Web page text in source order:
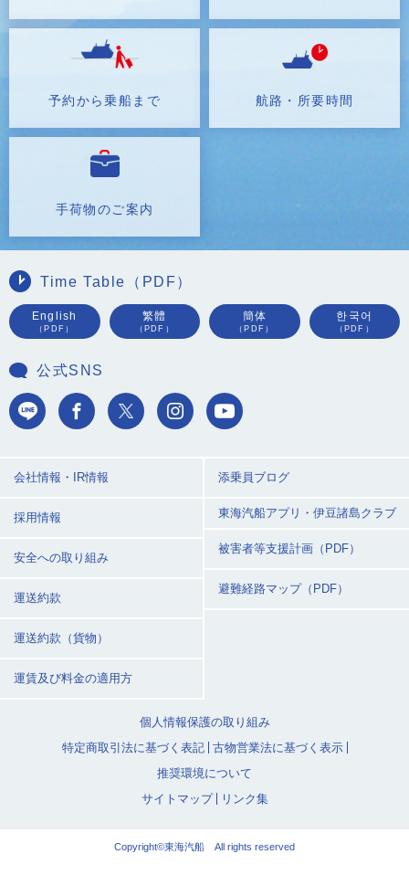
予約から乗船まで 航路・所要時間
手荷物のご案内
Time Table（PDF）
English
（PDF）
繁體
（PDF）
簡体
（PDF）
한국어
（PDF）
公式SNS
会社情報・IR情報
採用情報
安全への取り組み
運送約款
運送約款（貨物）
運賃及び料金の適用方
添乗員ブログ
東海汽船アプリ・ 伊豆諸島クラブ
被害者等支援計画（PDF）
避難経路マップ（PDF）
個人情報保護の取り組み
特定商取引法に基づく表記
古物営業法に基づく表示
推奨環境について
サイトマップ
リンク集
Copyright©東海汽船 All rights reserved